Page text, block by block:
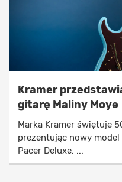
Kramer
gitarę Maliny Moye
Marka Kramer świętuje
prezentując nowy
Pacer Deluxe. ...